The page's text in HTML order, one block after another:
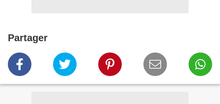
Partager